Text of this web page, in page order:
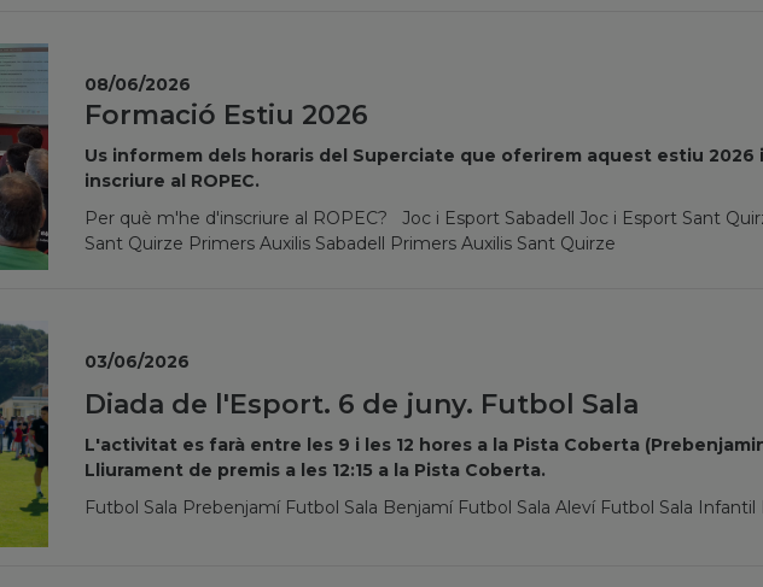
Formació Estiu 2026
Us informem dels horaris del Superciate que oferirem aquest estiu
inscriure al ROPEC.
Per què m'he d'inscriure al ROPEC? Joc i Esport Sabadell Joc i Esport Sant
Sant Quirze Primers Auxilis Sabadell Primers Auxilis Sant Quirze
08/06/2026
Diada de l'Esport. 6 de juny. Futbol Sala
L'activitat es farà entre les 9 i les 12 hores a la Pista Coberta
Lliurament de premis a les 12:15 a la Pista Coberta.
Futbol Sala Prebenjamí Futbol Sala Benjamí Futbol Sala Aleví Futbol Sala Infantil
03/06/2026